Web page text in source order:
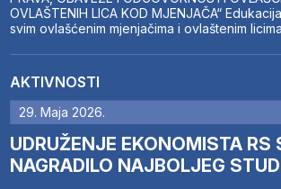
OVLAŠTENIH LICA KOD MJENJAČA“
svim ovlašćenim mjenjačima i ovlaštenim
AKTIVNOSTI
29. Maja 2026.
UDRUŽENJE EKONOMISTA RS
NAGRADILO NAJBOLJEG